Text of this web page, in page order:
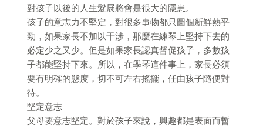
對孩子以後的人生髮展將會是很大的隱患。
孩子的意志力不堅定，對很多事物都只圖個新鮮熱乎
勁，如果家長不加以干涉，那麼在練琴上堅持下去的
必定少之又少。但是如果家長認真督促孩子，多數孩
子都能堅持下來。所以，在學琴這件事上，家長必須
要有明確的態度，切不可左右搖擺，任由孩子隨便對
待。
堅定意志
父母要意志堅定。對於孩子來說，興趣都是表面而暫